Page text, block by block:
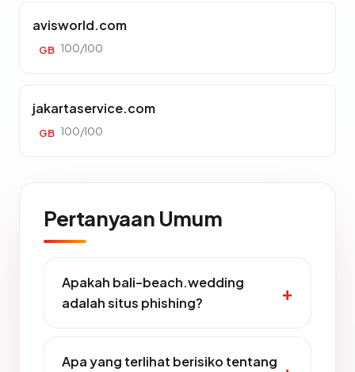
avisworld.com
GB 100/100
jakartaservice.com
GB 100/100
Pertanyaan Umum
Apakah bali-beach.wedding
adalah situs phishing?
Apa yang terlihat berisiko tentang